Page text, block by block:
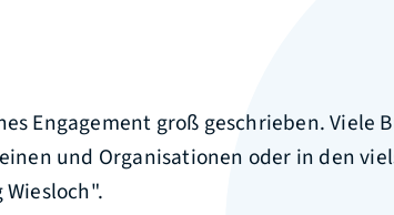
Engagement groß geschrieben. Viele
und Organisationen oder in den